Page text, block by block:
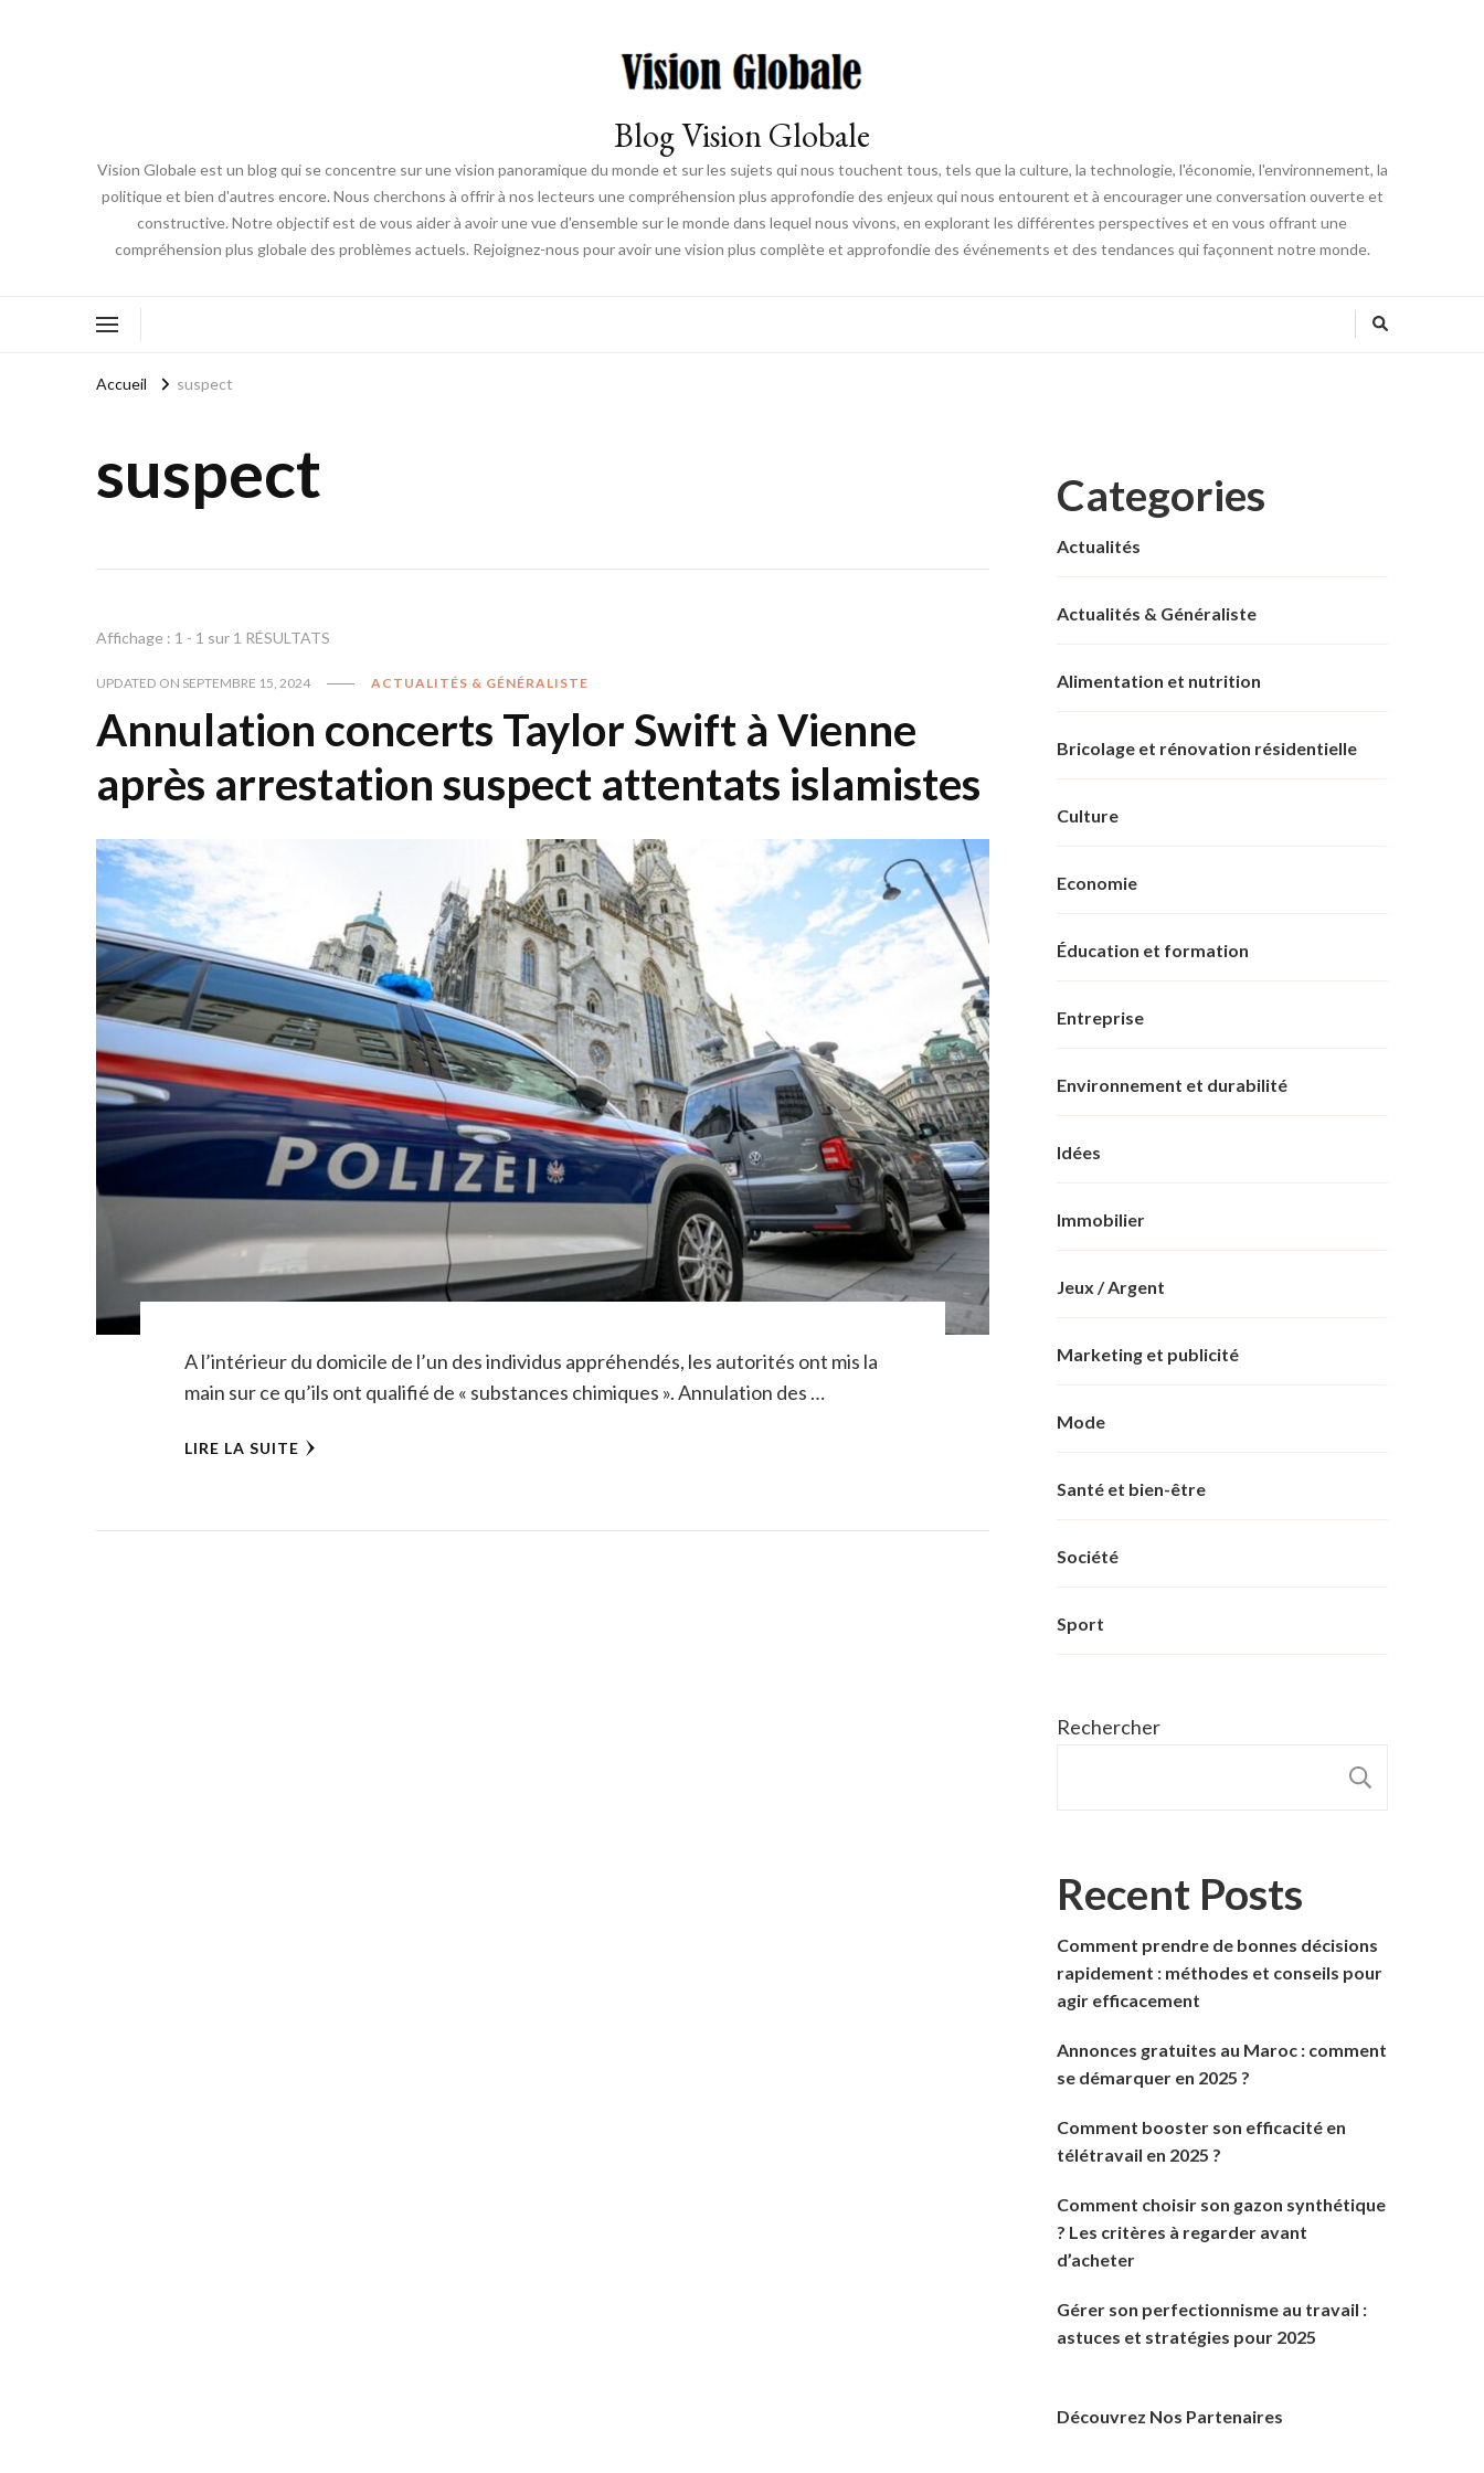
Blog Vision Globale
Vision Globale est un blog qui se concentre sur une vision panoramique du monde et sur les sujets qui nous touchent tous, tels que la culture, la technologie, l'économie, l'environnement, la
politique et bien d'autres encore. Nous cherchons à offrir à nos lecteurs une compréhension plus approfondie des enjeux qui nous entourent et à encourager une conversation ouverte et
constructive. Notre objectif est de vous aider à avoir une vue d'ensemble sur le monde dans lequel nous vivons, en explorant les différentes perspectives et en vous offrant une
compréhension plus globale des problèmes actuels. Rejoignez-nous pour avoir une vision plus complète et approfondie des événements et des tendances qui façonnent notre monde.
Accueil suspect
suspect
Affichage : 1 - 1 sur 1 RÉSULTATS
UPDATED ON SEPTEMBRE 15, 2024 ACTUALITÉS & GÉNÉRALISTE
Annulation concerts Taylor Swift à Vienne
après arrestation suspect attentats islamistes
A l’intérieur du domicile de l’un des individus appréhendés, les autorités ont mis la
main sur ce qu’ils ont qualifié de « substances chimiques ». Annulation des …
LIRE LA SUITE
Categories
Actualités
Actualités & Généraliste
Alimentation et nutrition
Bricolage et rénovation résidentielle
Culture
Economie
Éducation et formation
Entreprise
Environnement et durabilité
Idées
Immobilier
Jeux / Argent
Marketing et publicité
Mode
Santé et bien-être
Société
Sport
Rechercher
Recent Posts
Comment prendre de bonnes décisions
rapidement : méthodes et conseils pour
agir efficacement
Annonces gratuites au Maroc : comment
se démarquer en 2025 ?
Comment booster son efficacité en
télétravail en 2025 ?
Comment choisir son gazon synthétique
? Les critères à regarder avant
d’acheter
Gérer son perfectionnisme au travail :
astuces et stratégies pour 2025
Découvrez Nos Partenaires